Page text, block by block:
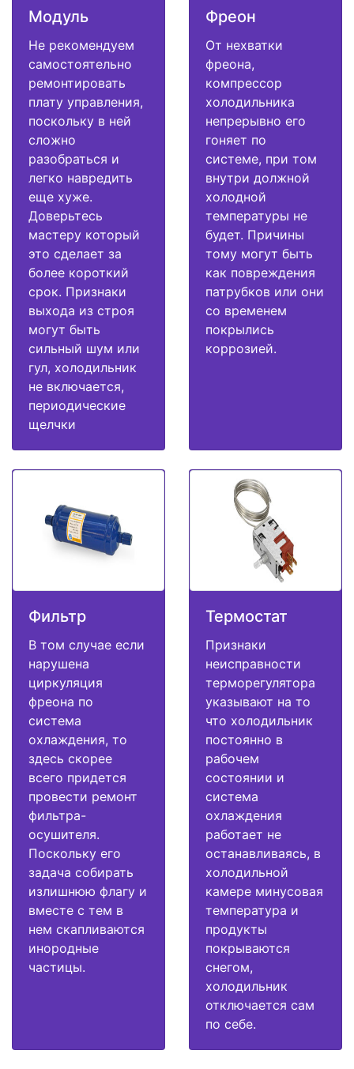
Модуль
Не рекомендуем
самостоятельно
ремонтировать
плату управления,
поскольку в ней
сложно
разобраться и
легко навредить
еще хуже.
Доверьтесь
мастеру который
это сделает за
более короткий
срок. Признаки
выхода из строя
могут быть
сильный шум или
гул, холодильник
не включается,
периодические
щелчки
Фреон
От нехватки
фреона,
компрессор
холодильника
непрерывно его
гоняет по
системе, при том
внутри должной
холодной
температуры не
будет. Причины
тому могут быть
как повреждения
патрубков или они
со временем
покрылись
коррозией.
Фильтр
В том случае если
нарушена
циркуляция
фреона по
система
охлаждения, то
здесь скорее
всего придется
провести ремонт
фильтра-
осушителя.
Поскольку его
задача собирать
излишнюю флагу и
вместе с тем в
нем скапливаются
инородные
частицы.
Термостат
Признаки
неисправности
терморегулятора
указывают на то
что холодильник
постоянно в
рабочем
состоянии и
система
охлаждения
работает не
останавливаясь, в
холодильной
камере минусовая
температура и
продукты
покрываются
снегом,
холодильник
отключается сам
по себе.